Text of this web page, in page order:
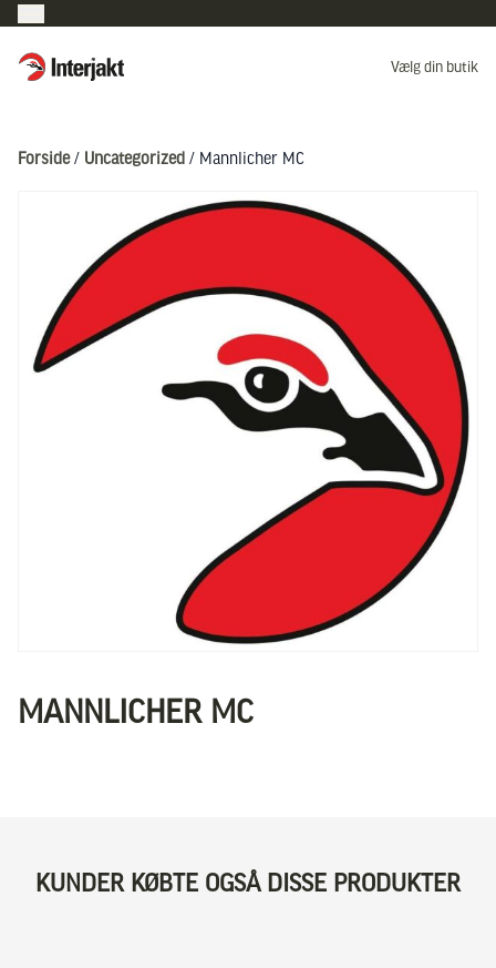
Interjakt DK Vælg din butik
Forside/ Uncategorized / Mannlicher MC
MANNLICHER MC
KUNDER KØBTE OGSÅ DISSE PRODUKTER